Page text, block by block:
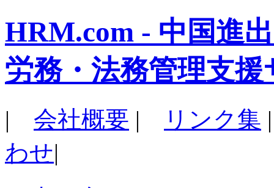
HRM.com - 中国進
労務・法務管理支援
| 会社概要 | リンク集
わせ|